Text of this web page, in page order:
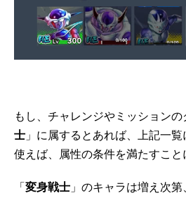
もし、チャレンジやミッションの
士 」に属するとあれば、上記一
使えば、属性の条件を満たすこと
「 変身戦士 」のキャラは増え次